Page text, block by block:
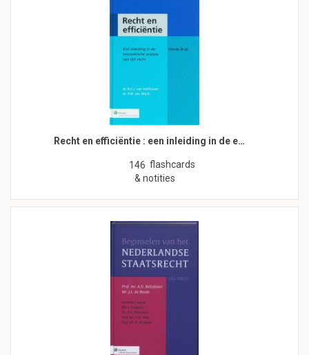
Recht en efficiëntie : een inleiding in de e…
146 flashcards
& notities